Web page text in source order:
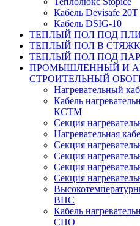
Кабель Devisafe 20T
Кабель DSIG-10
ТЕПЛЫЙ ПОЛ ПОД
ТЕПЛЫЙ ПОЛ В
ТЕПЛЫЙ ПОЛ ПОД
ПРОМЫШЛЕННЫЙ И
СТРОИТЕЛЬНЫЙ
Нагревательный
Кабель
КСТМ
Секция
Нагревательная
Секция
Секция
Секция
Секция
ВНС
Кабель
СНО